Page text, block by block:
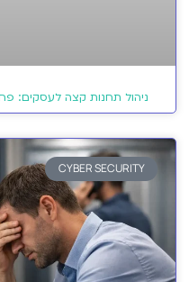
ניהול תחנות קצה לעסקים:
CYBER SECURITY